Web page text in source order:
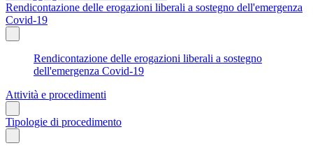
Rendicontazione delle erogazioni liberali a sostegno dell'emergenza
Covid-19
Rendicontazione delle erogazioni liberali a sostegno
dell'emergenza Covid-19
Attività e procedimenti
Tipologie di procedimento